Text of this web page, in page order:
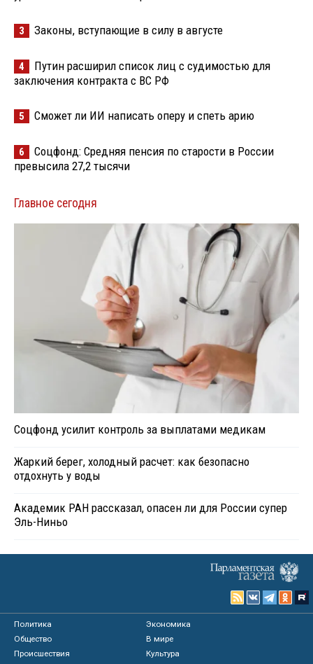
3 Законы, вступающие в силу в августе
4
Путин расширил список лиц с судимостью для
заключения контракта с ВС РФ
5 Сможет ли ИИ написать оперу и спеть арию
6
Соцфонд: Средняя пенсия по старости в России
превысила 27,2 тысячи
Главное сегодня
Соцфонд усилит контроль за выплатами медикам
Жаркий берег, холодный расчет: как безопасно
отдохнуть у воды
Академик РАН рассказал, опасен ли для России супер
Эль-Ниньо
Политика
Экономика
Общество
В мире
Происшествия
Культура